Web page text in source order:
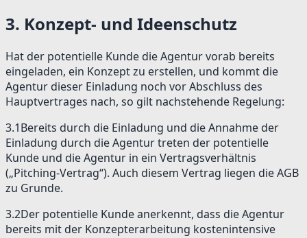
3. Konzept- und Ideenschutz
Hat der potentielle Kunde die Agentur vorab bereits
eingeladen, ein Konzept zu erstellen, und kommt die
Agentur dieser Einladung noch vor Abschluss des
Hauptvertrages nach, so gilt nachstehende Regelung:
3.1Bereits durch die Einladung und die Annahme der
Einladung durch die Agentur treten der potentielle
Kunde und die Agentur in ein Vertragsverhältnis
(„Pitching-Vertrag“). Auch diesem Vertrag liegen die AGB
zu Grunde.
3.2Der potentielle Kunde anerkennt, dass die Agentur
bereits mit der Konzepterarbeitung kostenintensive